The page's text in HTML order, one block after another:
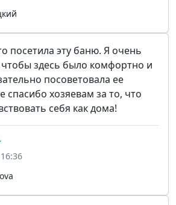
посетила эту баню. Я очень
здесь было комфортно и
посоветовала ее
спасибо хозяевам за то, что
себя как дома!